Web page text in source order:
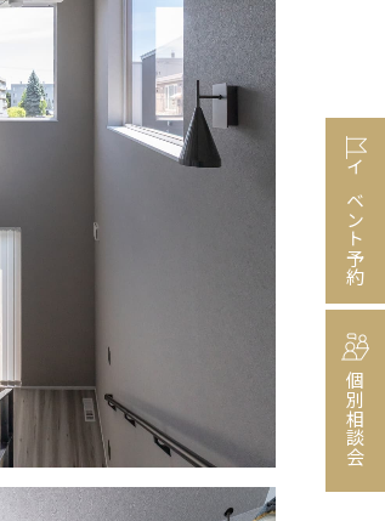
イベント予約
個別相談会